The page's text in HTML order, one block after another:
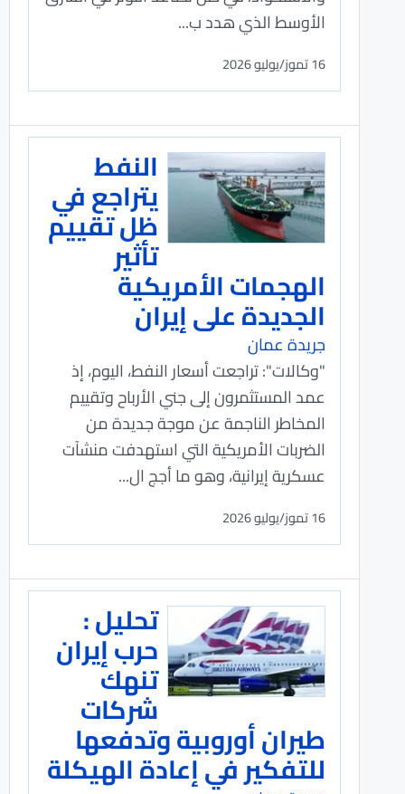
الأوسط الذي هدد ب...
16 تموز/يوليو 2026
النفط
يتراجع في
ظل تقييم
تأثير
الهجمات الأمريكية
الجديدة على إيران
جريدة عمان
"وكالات": تراجعت ⁠أسعار النفط، اليوم، إذ
عمد المستثمرون إلى جني الأرباح وتقييم
المخاطر الناجمة عن موجة جديدة من
الضربات الأمريكية التي ​استهدفت منشآت
عسكرية إيرانية، وهو ما أجج ​ال...
16 تموز/يوليو 2026
تحليل :
حرب إيران
تنهك
شركات
طيران أوروبية وتدفعها
للتفكير في إعادة الهيكلة